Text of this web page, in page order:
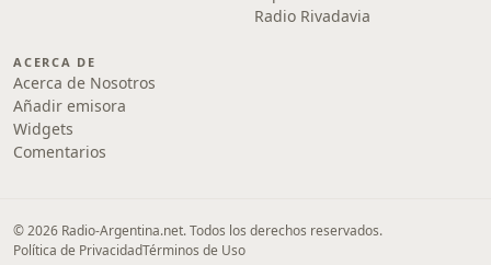
Radio Rivadavia
ACERCA DE
Acerca de Nosotros
Añadir emisora
Widgets
Comentarios
© 2026 Radio-Argentina.net. Todos los derechos reservados.
Política de PrivacidadTérminos de Uso